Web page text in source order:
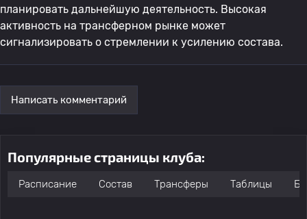
планировать дальнейшую деятельность. Высокая
активность на трансферном рынке может
сигнализировать о стремлении к усилению состава.
Написать комментарий
Популярные страницы клуба:
Расписание Состав Трансферы Таблицы